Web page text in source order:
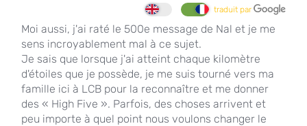
traduit par
Moi aussi, j'ai raté le 500e message de Nal et je me
sens incroyablement mal à ce sujet.
Je sais que lorsque j'ai atteint chaque kilomètre
d'étoiles que je possède, je me suis tourné vers ma
famille ici à LCB pour la reconnaître et me donner
des « High Five ». Parfois, des choses arrivent et
peu importe à quel point nous voulons changer le